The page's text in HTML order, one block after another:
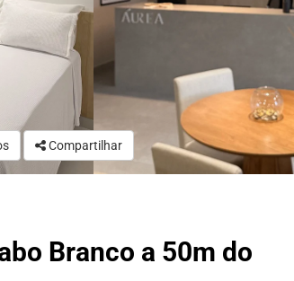
Compartilhar
Branco a 50m do